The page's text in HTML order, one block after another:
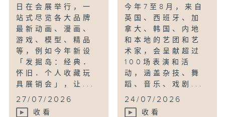
日在会展举行，一
站式尽览各大品牌
最新动画、漫画、
游戏、模型、精品
等，例如今年新设
「发掘岛：经典．
怀旧．个人收藏玩
具展销会」，让...
27/07/2026
收看
今年7至8月，来自
英国、西班牙、加
拿大、韩国、内地
和本地的艺团和艺
术家，会呈献超过
100场表演和活
动，涵盖杂技、舞
蹈、音乐、戏剧...
24/07/2026
收看